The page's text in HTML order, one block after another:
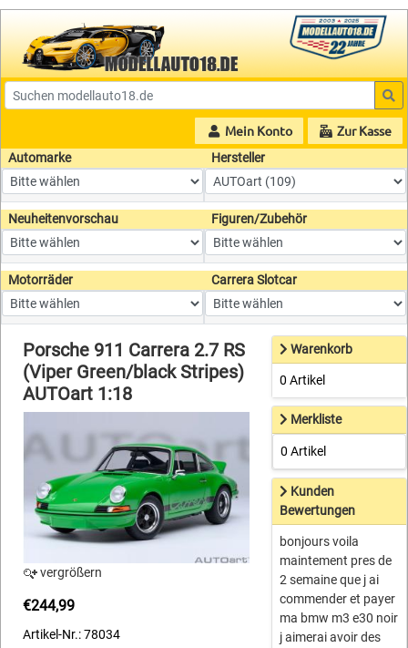
Mein Konto Zur Kasse
Automarke Hersteller
Neuheitenvorschau Figuren/Zubehör
Motorräder Carrera Slotcar
Porsche 911 Carrera 2.7 RS
(Viper Green/black Stripes)
AUTOart 1:18
vergrößern
€244,99
Artikel-Nr.: 78034
Warenkorb
0 Artikel
Merkliste
0 Artikel
Kunden
Bewertungen
bonjours voila
maintement pres de
2 semaine que j ai
commender et payer
ma bmw m3 e30 noir
j aimerai avoir des